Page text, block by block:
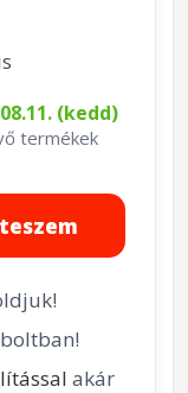
(kedd)
termékek
akár